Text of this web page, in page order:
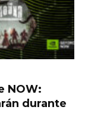
NOW:
durante